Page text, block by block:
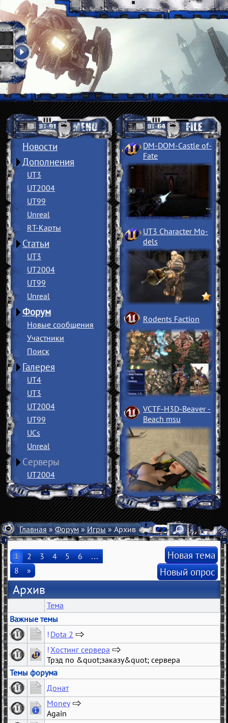
Новости
Дополнения
UT3
UT2004
UT99
Unreal
RT-Карты
Статьи
UT3
UT2004
UT99
Unreal
Форум
Новые сообщения
Участники
Поиск
Галерея
UT4
UT3
UT2004
UT99
UCs
Unreal
Серверы
UT2004
DM-DOM-Castle of­
Fate
UT3 Character Mo­
dels
Rodents Faction
VCTF-H3D-Beaver ­
Beach msu
Главная»Форум»Игры» Архив
1 2 3 4 5 6
…
8
»
Новая тема
Новый опрос
Архив
Тема
Важные темы
Dota 2 …
183
Хостинг сервера …
Трэд по &quot;заказу&quot; сервера
Темы форума
Донат
Money
Again